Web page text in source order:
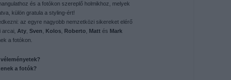
és a fotókon szereplő holmikhoz, melyek
külön gratula a styling-ért!
az egyre nagyobb nemzetközi sikereket elérő
Aty, Sven Kolos, Roberto Mattés Mark
a fotókon.
a fotók?